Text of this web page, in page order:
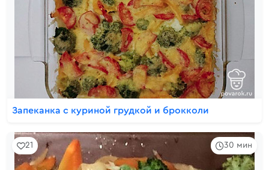
Запеканка с куриной грудкой и брокколи
30 мин
21